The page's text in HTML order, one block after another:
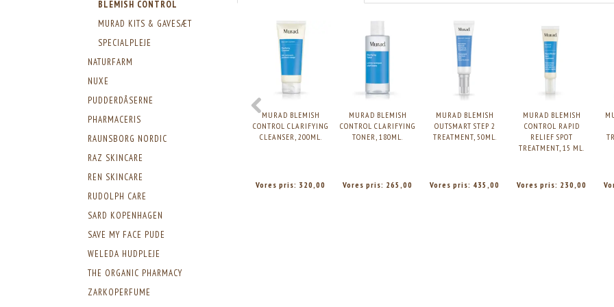
BLEMISH CONTROL
MURAD KITS & GAVESÆT
SPECIALPLEJE
NATURFARM
NUXE
PUDDERDÅSERNE
PHARMACERIS
RAUNSBORG NORDIC
RAZ SKINCARE
REN SKINCARE
RUDOLPH CARE
SARD KOPENHAGEN
SAVE MY FACE PUDE
WELEDA HUDPLEJE
THE ORGANIC PHARMACY
ZARKOPERFUME
MURAD BLEMISH
CONTROL CLARIFYING
CLEANSER, 200ML.
Vores pris: 320,00
MURAD BLEMISH
CONTROL CLARIFYING
TONER, 180ML.
Vores pris: 265,00
MURAD BLEMISH
OUTSMART STEP 2
TREATMENT, 50ML.
Vores pris: 435,00
MURAD BLEMISH
CONTROL RAPID
RELIEF SPOT
TREATMENT, 15 ML.
Vores pris: 230,00